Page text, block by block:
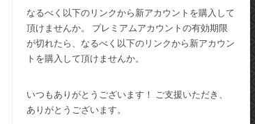
なるべく以下のリンクから新アカウントを購入して
頂けませんか。 プレミアムアカウントの有効期限
が切れたら、なるべく以下のリンクから新アカウン
トを購入して頂けませんか。
いつもありがとうございます！ ご支援いただき、
ありがとうございます。